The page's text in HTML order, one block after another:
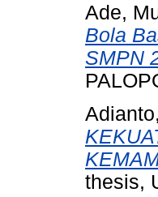
Ade,
Bola
SMPN
thesis,